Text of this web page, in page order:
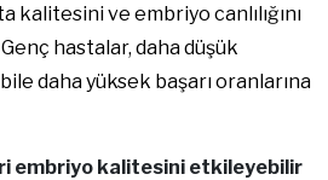
kalitesini ve embriyo canlılığını
hastalar, daha düşük
daha yüksek başarı oranlarına
embriyo kalitesini etkileyebilir